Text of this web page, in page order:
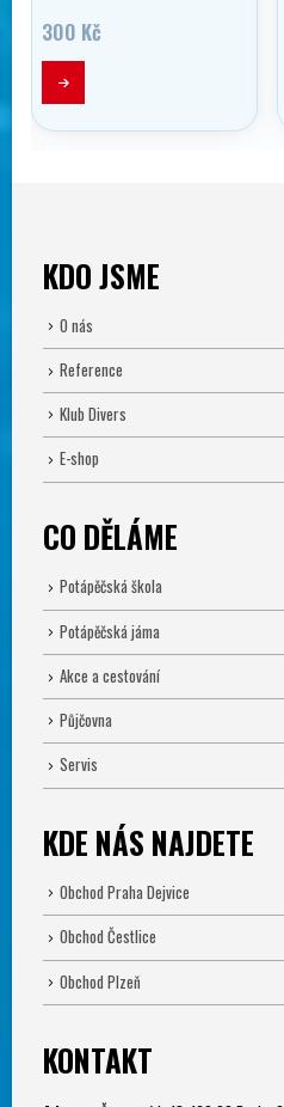
300 Kč
KDO JSME
O nás
Reference
Klub Divers
E-shop
CO DĚLÁME
Potápěčská škola
Potápěčská jáma
Akce a cestování
Půjčovna
Servis
KDE NÁS NAJDETE
Obchod Praha Dejvice
Obchod Čestlice
Obchod Plzeň
KONTAKT